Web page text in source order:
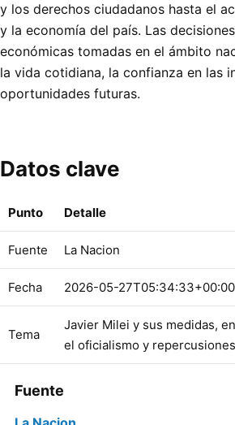
y los derechos ciudadanos hasta el
y la economía del país. Las
económicas tomadas en el ámbito
la vida cotidiana, la confianza en las
oportunidades futuras.
Datos clave
Punto Detalle
Fuente La Nacion
Fecha 2026-05-27T05:34:33+00:00
Tema
Javier Milei y sus medidas,
el oficialismo y
Fuente